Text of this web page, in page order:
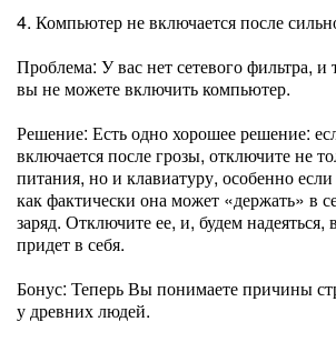
4. Компьютер не включается после
Проблема: У вас нет сетевого фильтра, и
вы не можете включить компьютер.
Решение: Есть одно хорошее решение:
включается после грозы, отключите не
питания, но и клавиатуру, особенно
как фактически она может «держать» в
заряд. Отключите ее, и, будем
придет в себя.
Бонус: Теперь Вы понимаете причины
у древних людей.